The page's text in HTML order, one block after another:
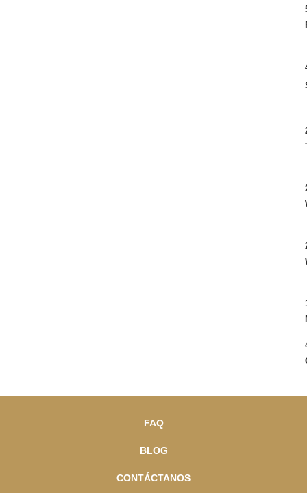
FAQ
BLOG
CONTÁCTANOS